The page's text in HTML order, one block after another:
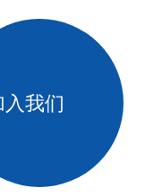
入我们